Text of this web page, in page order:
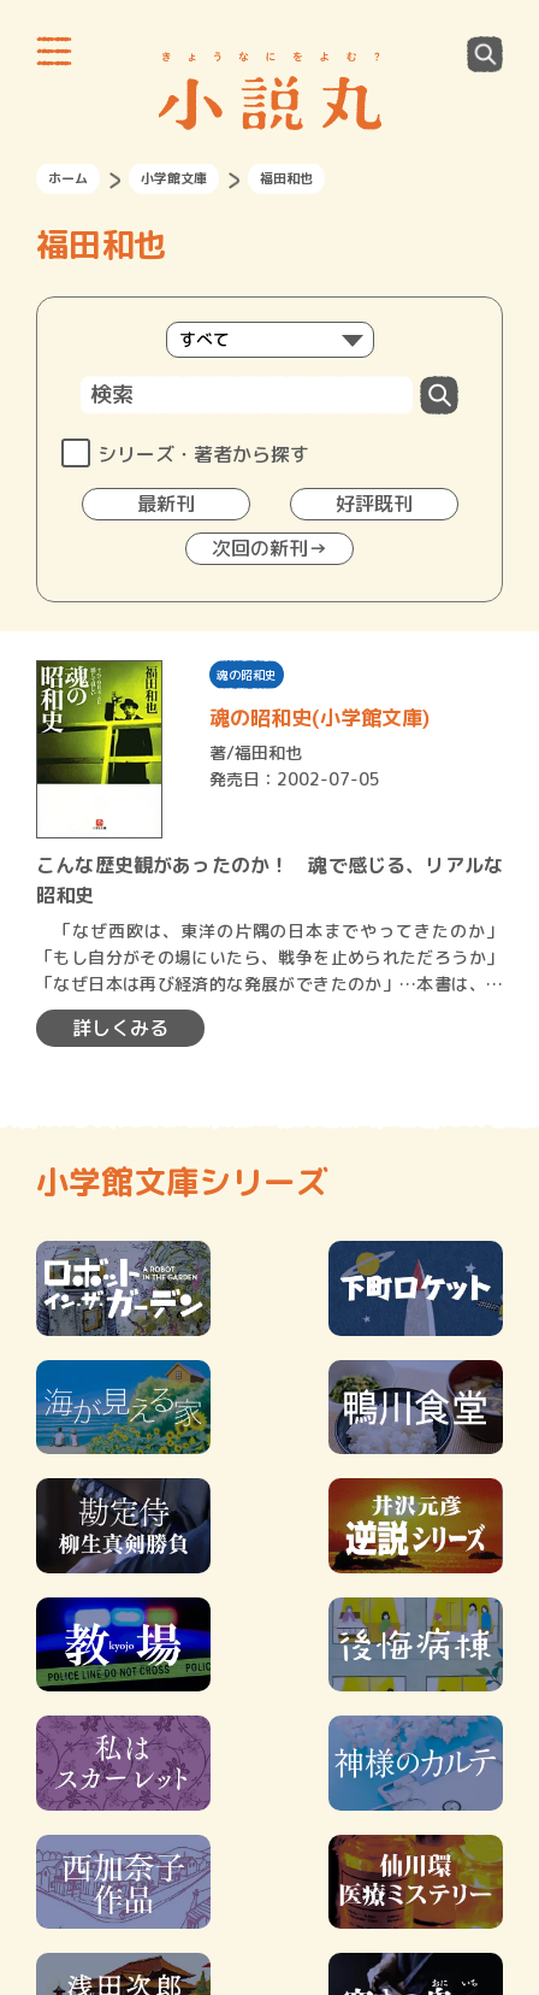
ホーム 小学館文庫 福田和也
福田和也
シリーズ・著者から探す
最新刊
好評既刊
次回の新刊→
魂の昭和史
魂の昭和史(小学館文庫)
著/福田和也
発売日：2002-07-05
こんな歴史観があったのか！ 魂で感じる、リアルな
昭和史
「なぜ西欧は、東洋の片隅の日本までやってきたのか」
「もし自分がその場にいたら、戦争を止められただろうか」
「なぜ日本は再び経済的な発展ができたのか」…本書は、世
界の動きを…
詳しくみる
小学館文庫シリーズ